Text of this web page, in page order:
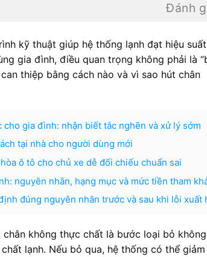
Đánh
kỹ thuật giúp hệ thống lạnh đạt hiệu
gia đình, điều quan trọng không phải là
thiệp bằng cách nào và vì sao hút chân
gia đình: nhận biết tắc nghẽn và xử lý sớm
tại nhà cho người dùng mới
ô tô cho chủ xe dễ đối chiếu chuẩn sai
nguyên nhân, hạng mục và mức tiền tham
đúng nguyên nhân trước và sau khi lỗi xuất
không thực chất là bước loại bỏ
lạnh. Nếu bỏ qua, hệ thống có thể giảm